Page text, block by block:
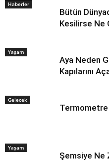
Haberler
Yaşam
Bütün
Kesilirse Ne
Gelecek
Aya Neden
Kapılarını
Yaşam
Termometre
Şemsiye Ne